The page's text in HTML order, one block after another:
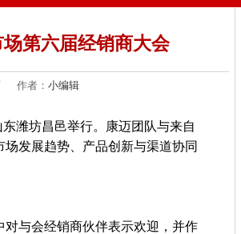
第六届经销商大会
作者： 小编辑
潍坊昌邑举行。康迈团队与来自
发展趋势、产品创新与渠道协同
与会经销商伙伴表示欢迎，并作